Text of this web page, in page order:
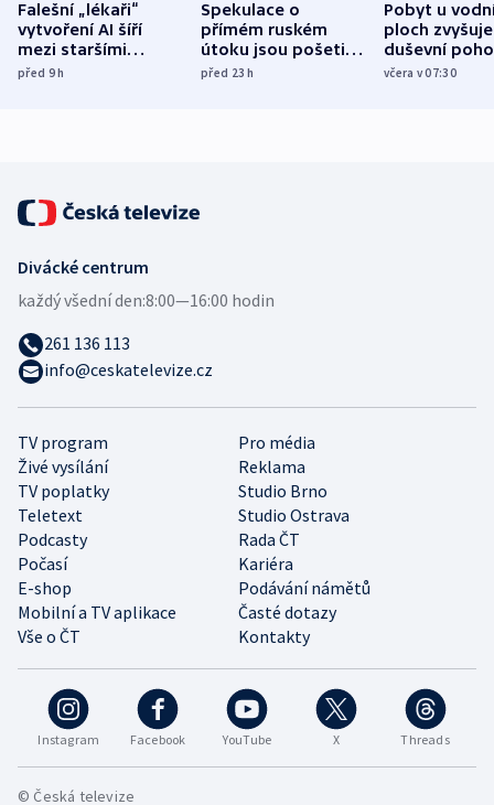
Falešní „lékaři“
vytvoření AI šíří
mezi staršími
Poláky nebezpečné
před 9h
Spekulace o
přímém ruském
útoku jsou pošetilé,
míní estonský
před 23h
Pobyt u
ploch zvyšuje
duševní
ukázala
včera v 07:30
Instagram Facebook YouTube X Threads
TV program
Pro média
Živé vysílání
Reklama
TV poplatky
Studio Brno
Teletext
Studio Ostrava
Podcasty
Rada ČT
Počasí
Kariéra
E-shop
Podávání námětů
Mobilní a TV aplikace
Časté dotazy
Vše o ČT
Kontakty
Divácké centrum
každý všední den:8:00—16:00 hodin
261 136 113
info@ceskatelevize.cz
© Česká televize